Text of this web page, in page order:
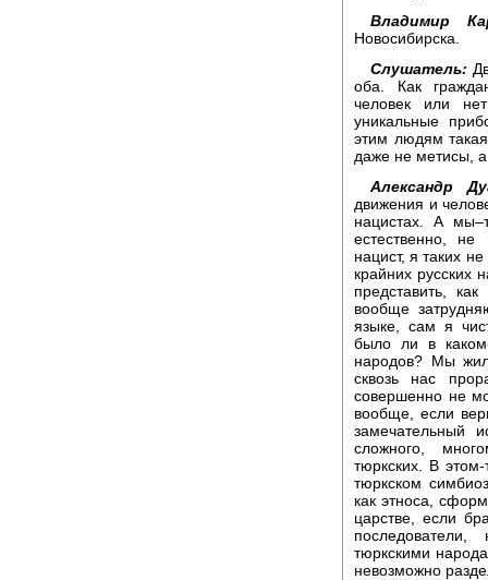
Владимир
Новосибирска.
Слушатель:
оба. Как
человек или
уникальные
этим людям
даже не метисы, а
Александр
движения и
нацистах. А
естественно, не
нацист, я таких
крайних русских
представить,
вообще
языке, сам я
было ли в
народов? Мы
сквозь нас
совершенно не
вообще, если
замечательный
сложного,
тюркских. В
тюркском
как этноса,
царстве, если
тюркскими
невозможно